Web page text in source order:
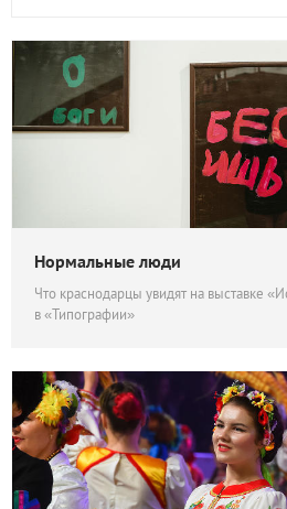
Нормальные люди
Что краснодарцы увидят на выставке
в «Типографии»